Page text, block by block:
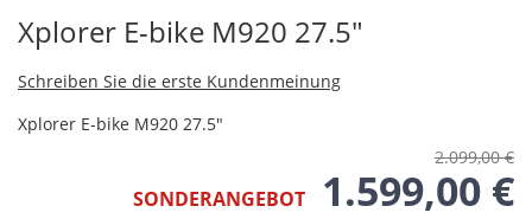
Xplorer E-bike M920 27.5"
Schreiben Sie die erste Kundenmeinung
Xplorer E-bike M920 27.5"
2.099,00 €
SONDERANGEBOT 1.599,00 €